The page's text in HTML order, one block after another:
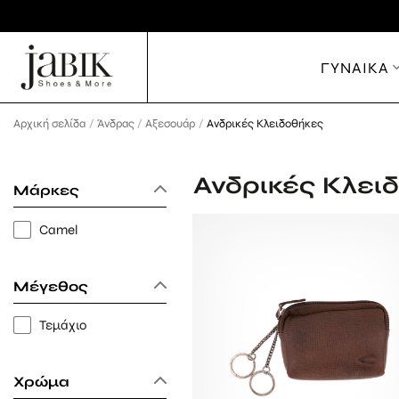
στο
περιεχόμενο
ΓΥΝΑΙΚΑ
Αρχική σελίδα / Άνδρας / Αξεσουάρ / Ανδρικές Κλειδοθήκες
Μάρκες
Camel
Μέγεθος
Τεμάχιο
Χρώμα
Ανδρικές